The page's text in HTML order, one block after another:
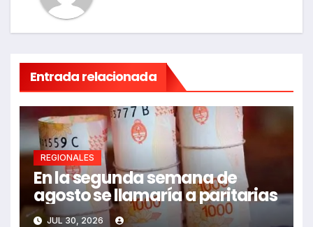
Entrada relacionada
REGIONALES
En la segunda semana de
agosto se llamaría a paritarias
JUL 30, 2026